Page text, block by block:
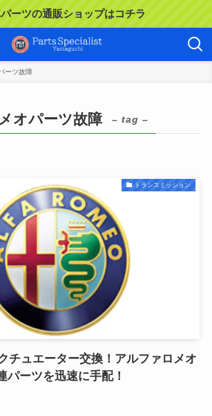
ーツの通販ショップはコチラ
ーツ故障
オパーツ故障 – tag –
トランスミッション
チュエーター交換！アルファロメオ
パーツを迅速に手配！